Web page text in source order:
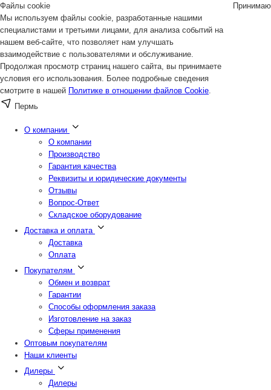
Файлы cookie
Мы используем файлы cookie, разработанные нашими
специалистами и третьими лицами, для анализа событий на
нашем веб-сайте, что позволяет нам улучшать
взаимодействие с пользователями и обслуживание.
Продолжая просмотр страниц нашего сайта, вы принимаете
условия его использования. Более подробные сведения
смотрите в нашей Политике в отношении файлов Cookie.
Принимаю
Пермь
О компании
О компании
Производство
Гарантия качества
Реквизиты и юридические документы
Отзывы
Вопрос-Ответ
Складское оборудование
Доставка и оплата
Доставка
Оплата
Покупателям
Обмен и возврат
Гарантии
Способы оформления заказа
Изготовление на заказ
Сферы применения
Оптовым покупателям
Наши клиенты
Дилеры
Дилеры